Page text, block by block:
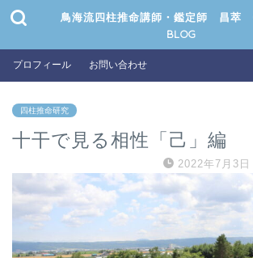
鳥海流四柱推命講師・鑑定師 昌萃
BLOG
プロフィール お問い合わせ
四柱推命研究
十干で見る相性「己」編
2022年7月3日